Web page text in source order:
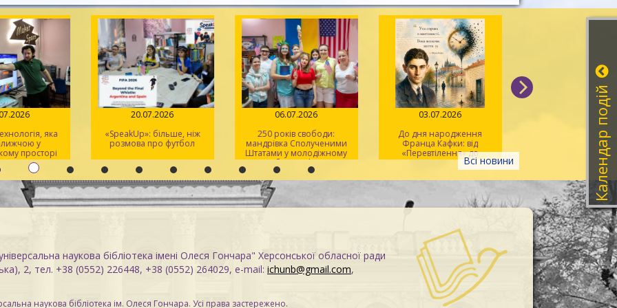
Всі новини
яка
у
просторі
Space
20.07.2026
«SpeakUp»: більше, ніж
розмова про футбол
06.07.2026
250 років свободи:
мандрівка Сполученими
Штатами у молодіжному
клубі «Speak Up»
03.07.2026
До дня народження
Франца Кафки: від
«Перевтілення» до
«Процесу»
30.06.2026
Maker Space:
світом та
великому
наукова бібліотека імені Олеся Гончара" Херсонської обласної ради
2, тел. +38 (0552) 226448, +38 (0552) 264029, e-mail: ichunb@gmail.com,
наукова бібліотека ім. Олеся Гончара. Усі права застережено.
Календар подій